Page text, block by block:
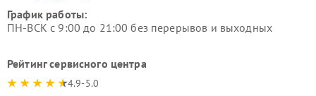
График работы:
ПН-ВСК с 9:00 до 21:00 без перерывов и выходных
Рейтинг сервисного центра
4.9-5.0